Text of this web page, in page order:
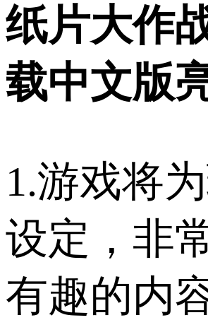
纸片大作
载中文版
1.游戏将
设定，非
有趣的内